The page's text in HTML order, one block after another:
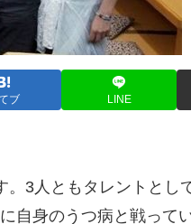
ブ LINE
3人ともタレントとし
自身のうつ病と戦って